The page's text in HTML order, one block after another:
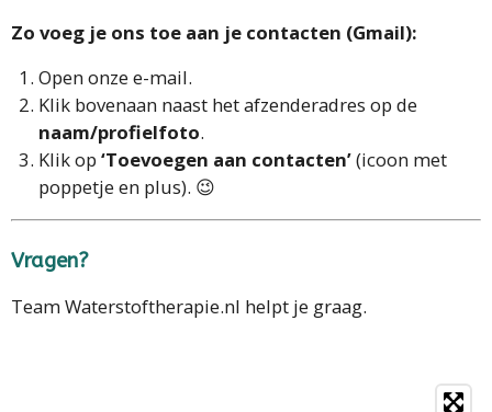
Zo voeg je ons toe aan je contacten (Gmail):
Open onze e-mail.
Klik bovenaan naast het afzenderadres op de
naam/profielfoto.
Klik op ‘Toevoegen aan contacten’(icoon met
poppetje en plus). 😉
Vragen?
Team Waterstoftherapie.nl helpt je graag.